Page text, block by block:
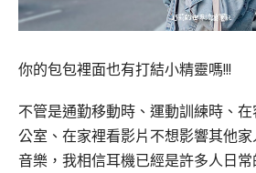
你的包包裡面也有打結小精靈嗎!!!
不管是通勤移動時、運動訓練時、
公室、在家裡看影片不想影響其他
音樂，我相信耳機已經是許多人日